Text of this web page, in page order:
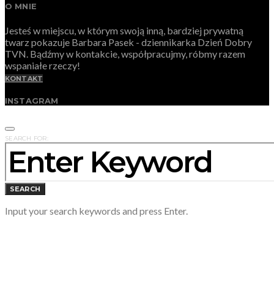
O MNIE
Jesteś w miejscu, w którym swoją inną, bardziej prywatną
twarz pokazuje Barbara Pasek - dziennikarka Dzień Dobry
TVN. Bądźmy w kontakcie, współpracujmy, róbmy razem
wspaniałe rzeczy!
KONTAKT
INSTAGRAM
SEARCH FOR:
SEARCH
Input your search keywords and press Enter.